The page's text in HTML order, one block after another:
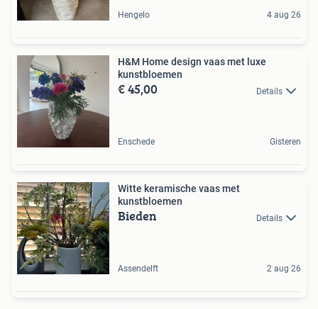
Hengelo 4 aug 26
H&M Home design vaas met luxe
kunstbloemen
€ 45,00 Details
Enschede Gisteren
Witte keramische vaas met
kunstbloemen
Bieden Details
Assendelft 2 aug 26